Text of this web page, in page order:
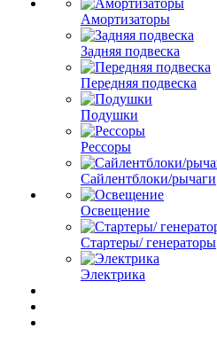
Амортизаторы
Задняя подвеска
Передняя подвеска
Подушки
Рессоры
Сайлентблоки/рычаги
Освещение
Стартеры/ генераторы
Электрика